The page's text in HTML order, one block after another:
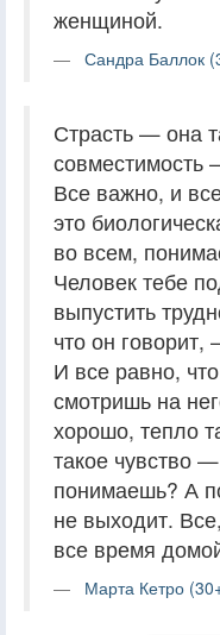
женщиной.
Сандра Баллок
Страсть — она
совместимость
Все важно, и
это
во всем,
Человек тебе
выпустить
что он
И все равно,
смотришь на
хорошо, тепло
такое чувство
понимаешь? А
не выходит.
все время
Марта Кетро